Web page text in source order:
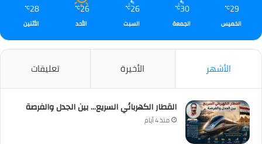
29
℃
الخميس
30
℃
الجمعة
26
℃
السبت
26
℃
الأحد
28
℃
الأثنين
الأشهر الأخيرة تعليقات
القطار الكهربائي السريع… بين الجدل والفرصة
منذ 4 أيام